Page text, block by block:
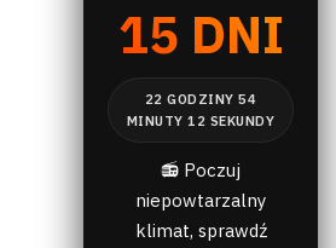
15 DNI
📻 Poczuj
niepowtarzalny
klimat, sprawdź